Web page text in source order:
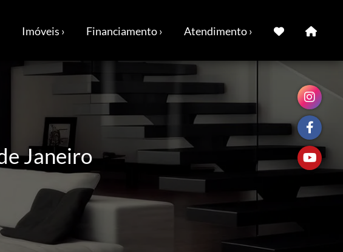
Imóveis › Financiamento › Atendimento ›
Janeiro